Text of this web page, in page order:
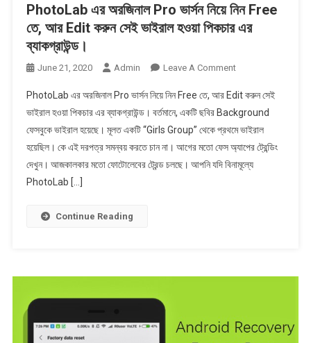
PhotoLab এর অরজিনাল Pro ভার্সন নিয়ে নিন Free
তে, আর Edit করুন সেই ভাইরাল হওয়া পিকচার এর
ব্যাকগ্রাউন্ড।
June 21, 2020 Admin Leave A CommentOn
এর
অরজিনাল
Pro
ভার্সন
নিয়ে
সেই
পিকচার
PhotoLab এর অরজিনাল Pro ভার্সন নিয়ে নিন Free তে, আর Edit করুন সেই
ভাইরাল হওয়া পিকচার এর ব্যাকগ্রাউন্ড। বর্তমানে, একটি ছবির Background
ফেসবুকে ভাইরাল হয়েছে। মূলত একটি “Girls Group” থেকে প্রথমে ভাইরাল
হয়েছিল। কে এই দরপত্র সমন্বয় করতে চান না। আগের মতো ফেস অ্যাপের ট্রেন্ডিং
দেখুন। আজকালকার মতো ফোটোলেবের ট্রেন্ড চলছে। আপনি যদি বিনামূল্যে
PhotoLab […]
Continue Reading